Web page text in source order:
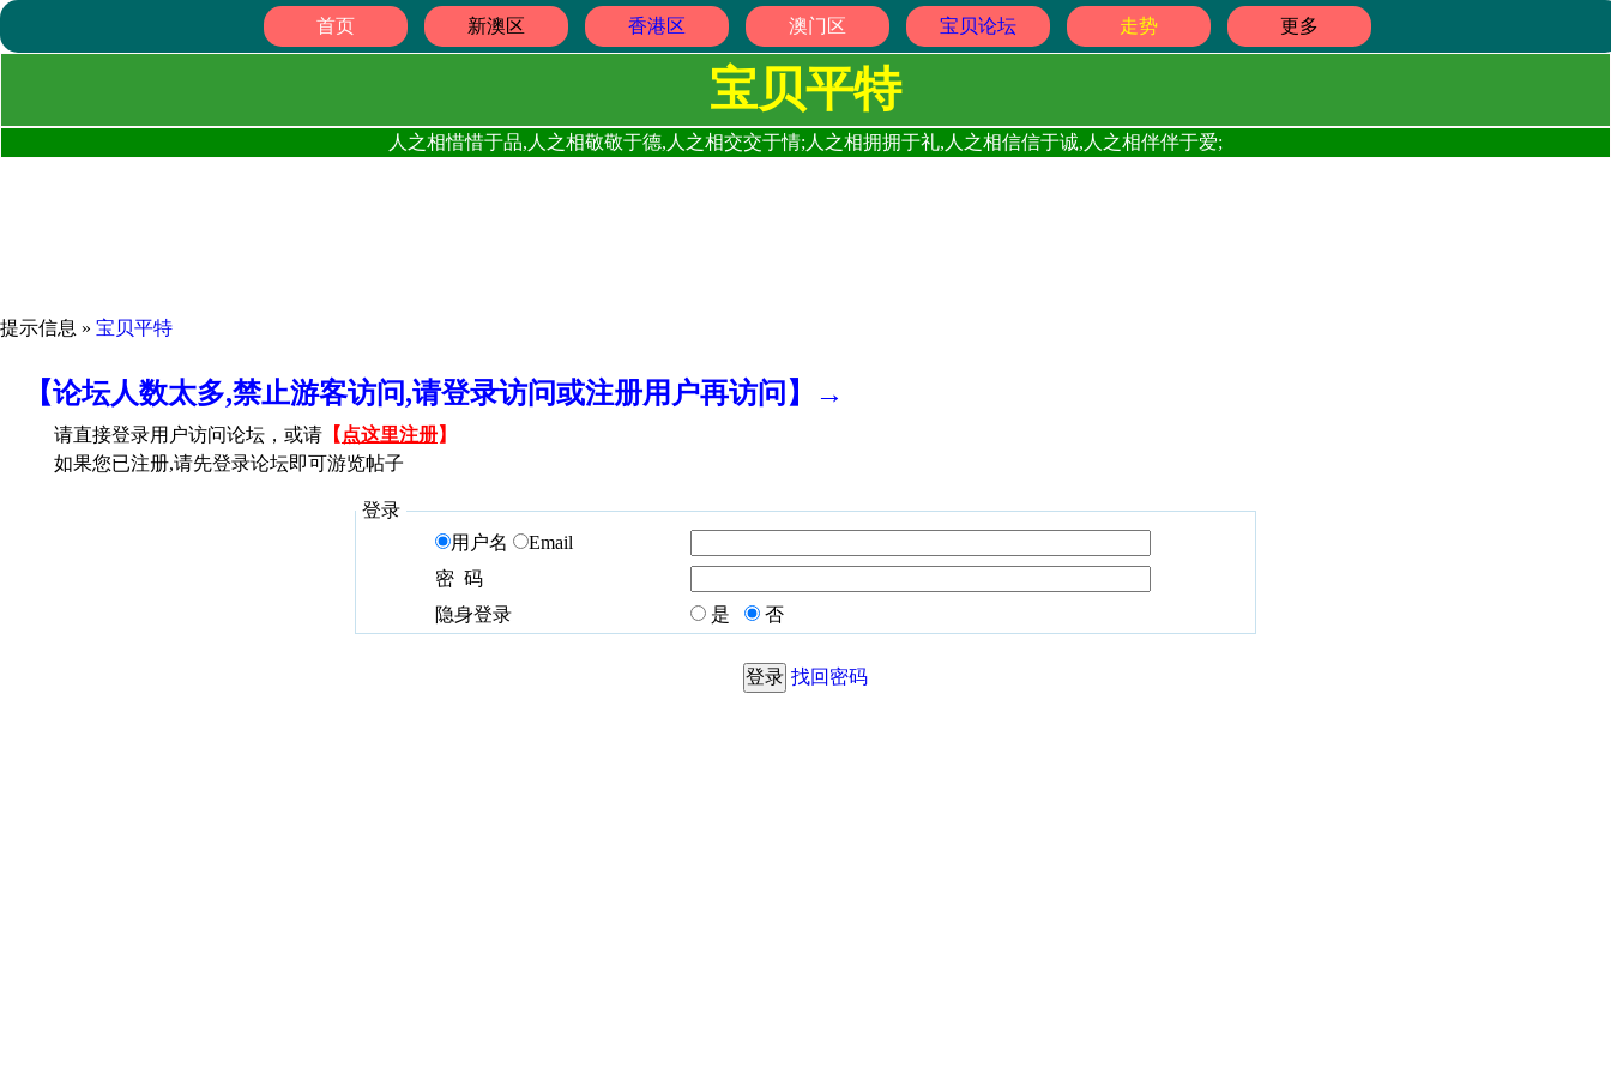
首页 新澳区 香港区 澳门区 宝贝论坛 走势 更多
宝贝平特
人之相惜惜于品,人之相敬敬于德,人之相交交于情;人之相拥拥于礼,人之相信信于诚,人之相伴伴于爱;
提示信息 » 宝贝平特
【论坛人数太多,禁止游客访问,请登录访问或注册用户再访问】→
请直接登录用户访问论坛，或请 【 点这里注册】
如果您已注册,请先登录论坛即可游览帖子
登录
用户名
Email
密 码
隐身登录
是 否
找回密码